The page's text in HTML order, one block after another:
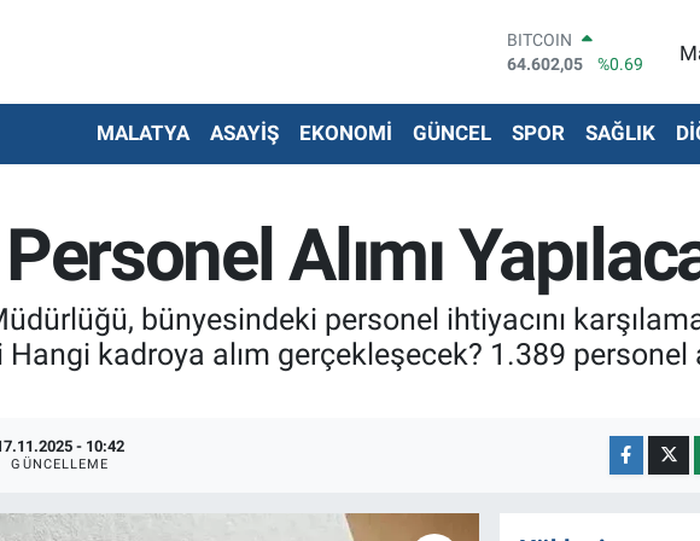
DOLAR
47,5986
%0.06
STERLİN
64,2438
%0.21
13.703
BITCOIN
64.602,05
%0.69
MALATYA ASAYİŞ EKONOMİ GÜNCEL SPOR SAĞLIK
Alımı
bünyesindeki personel ihtiyacını
kadroya alım gerçekleşecek? 1.389 personel
- 10:42
GÜNCELLEME